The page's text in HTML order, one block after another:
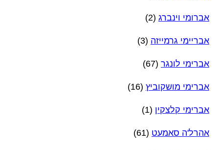
אברומי וינברג (2)
אבריימי גרמייזה (3)
אברימי לונגר (67)
אברימי מושקוביץ (16)
אברימי קלצקין (1)
אהרל'ה סאמעט (61)